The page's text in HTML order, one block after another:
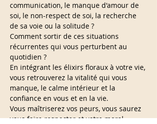
communication, le manque d'amour de
soi, le non-respect de soi, la recherche
de sa voie ou la solitude ?
Comment sortir de ces situations
récurrentes qui vous perturbent au
quotidien ?
En intégrant les élixirs floraux à votre vie,
vous retrouverez la vitalité qui vous
manque, le calme intérieur et la
confiance en vous et en la vie.
Vous maîtriserez vos peurs, vous saurez
vous faire respecter et votre moral